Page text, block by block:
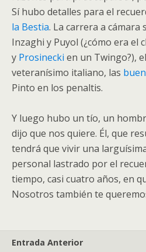
Sí hubo detalles para el
la Bestia. La carrera a
Inzaghi y Puyol (¿cómo era el
y Prosinecki en un Twingo?),
veteranísimo italiano, las
Pinto en los penaltis.
Y luego hubo un tío, un
dijo que nos quiere. Él, que
tendrá que vivir una
personal lastrado por el
tiempo, casi cuatro años, en
Nosotros también te
Entrada Anterior